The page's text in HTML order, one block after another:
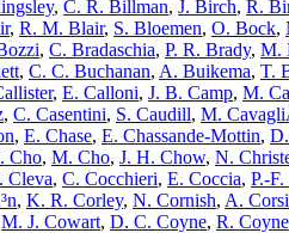
, C. R. Billman, J. Birch, R.
, R. M. Blair, S. Bloemen, O. Bock,
, C. Bradaschia, P. R. Brady, M.
, C. C. Buchanan, A. Buikema, T.
, E. Calloni, J. B. Camp, M.
, C. Casentini, S. Caudill, M.
, E. Chase, E. Chassande-Mottin,
Cho, M. Cho, J. H. Chow, N.
Cleva, C. Cocchieri, E. Coccia, P.-
, K. R. Corley, N. Cornish, A. Corsi
M. J. Cowart, D. C. Coyne, R. Coyne